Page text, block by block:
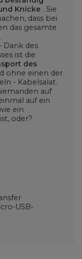
Knicke . Sie
dass bei
das gesamte
- Dank des
ist die
des
ohne einen der
- Kabelsalat.
auf
auf ein
ein
oder?
USB-